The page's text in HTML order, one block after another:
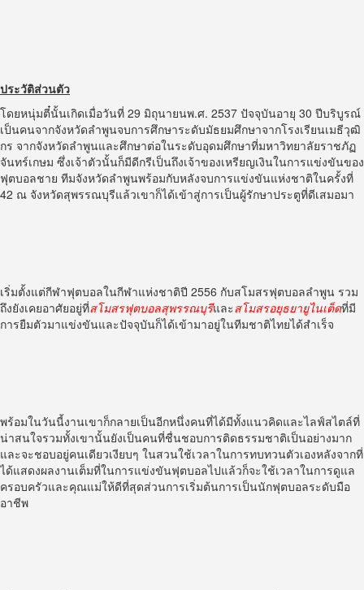
ประวัติส่วนตัว
โดยหนุ่มตี๋นั้นเกิดเมื่อวันที่ 29 มิถุนายนพ.ศ. 2537 ปัจจุบันอายุ 30 ปีบริบูรณ์
เป็นคนจากจังหวัดลำพูนจบการศึกษาระดับมัธยมศึกษาจากโรงเรียนเมธีวุฒิ
กร จากจังหวัดลำพูนและศึกษาต่อในระดับอุดมศึกษาที่มหาวิทยาลัยราชภัฏ
จันทร์เกษม ซึ่งเจ้าตัวนั้นก็มีดีกรีเป็นถึงเจ้าของเหรียญเงินในการแข่งขันของ
ฟุตบอลชาย ทีมจังหวัดลำพูนพร้อมกับหลังจบการแข่งขันแห่งชาติในครั้งที่
42 ณ จังหวัดสุพรรณบุรีแล้วเขาก็ได้เข้าสู่การเป็นผู้รักษาประตูที่ดีเสมอมา
เริ่มตั้งแต่กีฬาฟุตบอลในกีฬาแห่งชาติปี 2556 กับสโมสรฟุตบอลลำพูน รวม
ถึงยังเคยอาศัยอยู่ที่สโมสรฟุตบอลสุพรรณบุรีและสโมสรอยุธยายูไนเต็ดที่มี
การยืมตัวมาแข่งขันและปัจจุบันก็ได้เข้ามาอยู่ในทีมชาติไทยได้สำเร็จ
พร้อมในวันนี้งานเขาก็กลายเป็นอีกหนึ่งคนที่ได้มีทั้งแนวคิดและไลฟ์สไตล์ที่
น่าสนใจรวมทั้งเขานั้นยังเป็นคนที่ชื่นชอบการติดธรรมชาติเป็นอย่างมาก
และจะชอบอยู่คนเดียวเงียบๆ ในสวนใช้เวลาในการทบทวนตัวเองหลังจากที่
ได้แสดงผลงานเต็มที่ในการแข่งขันฟุตบอลไปแล้วก็จะใช้เวลาในการดูแล
ครอบครัวและคุณแม่ให้ดีที่สุดส่วนการเริ่มต้นการเป็นนักฟุตบอลระดับมือ
อาชีพ